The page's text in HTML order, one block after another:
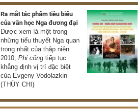
Ra mắt tác phẩm tiêu biểu
của văn học Nga đương đại
Được xem là một trong
những tiểu thuyết Nga quan
trọng nhất của thập niên
2010, Phi công tiếp tục
khẳng định vị trí đặc biệt
của Evgeny Vodolazkin
(THÙY CHI)